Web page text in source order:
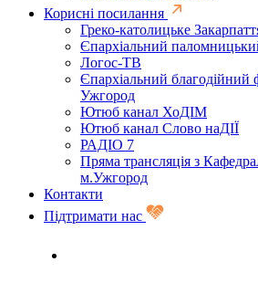
Корисні посилання
Греко-католицьке
Єпархіальний
Логос-ТВ
Єпархіальний
Ужгород
Ютюб канал ХоДІМ
Ютюб канал Слово наДІЇ
РАДІО 7
Пряма трансляція з
м.Ужгород
Контакти
Підтримати нас